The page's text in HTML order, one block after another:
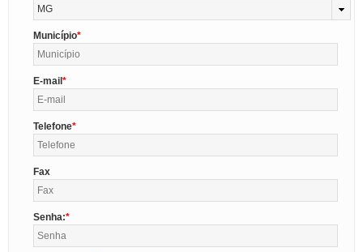
MG
Município
E-mail
Telefone
Fax
Senha: